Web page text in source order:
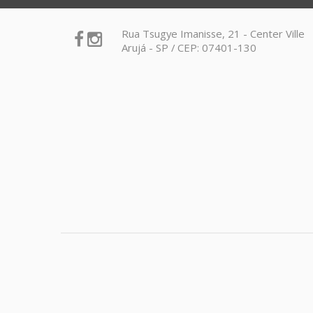
Rua Tsugye Imanisse, 21 - Center Ville
Arujá - SP / CEP: 07401-130